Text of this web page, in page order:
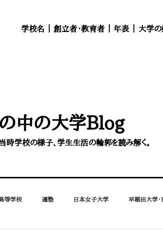
学校名 創立者・教育者 年表 大学の
中の大学Blog
時学校の様子、学生生活の輪郭を読み解く。
等学校 適塾 日本女子大学 早稲田大学